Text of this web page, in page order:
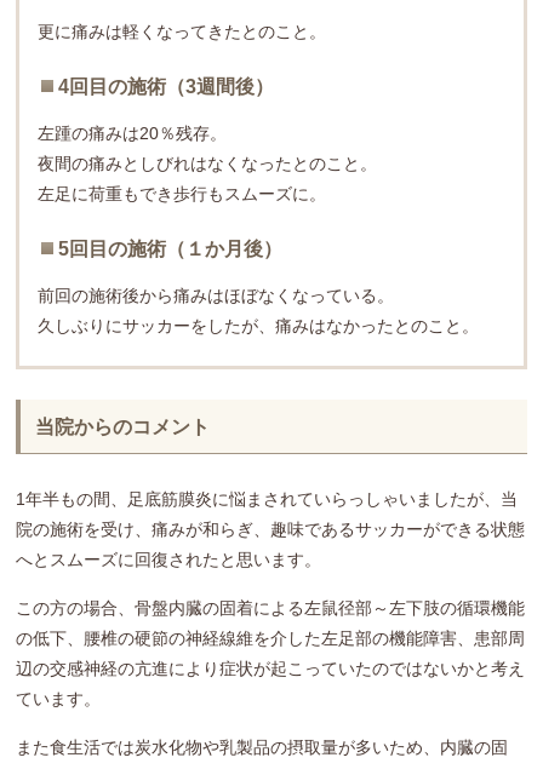
更に痛みは軽くなってきたとのこと。
4回目の施術（3週間後）
左踵の痛みは20％残存。
夜間の痛みとしびれはなくなったとのこと。
左足に荷重もでき歩行もスムーズに。
5回目の施術（１か月後）
前回の施術後から痛みはほぼなくなっている。
久しぶりにサッカーをしたが、痛みはなかったとのこと。
当院からのコメント
1年半もの間、足底筋膜炎に悩まされていらっしゃいましたが、当
院の施術を受け、痛みが和らぎ、趣味であるサッカーができる状態
へとスムーズに回復されたと思います。
この方の場合、骨盤内臓の固着による左鼠径部～左下肢の循環機能
の低下、腰椎の硬節の神経線維を介した左足部の機能障害、患部周
辺の交感神経の亢進により症状が起こっていたのではないかと考え
ています。
また食生活では炭水化物や乳製品の摂取量が多いため、内臓の固